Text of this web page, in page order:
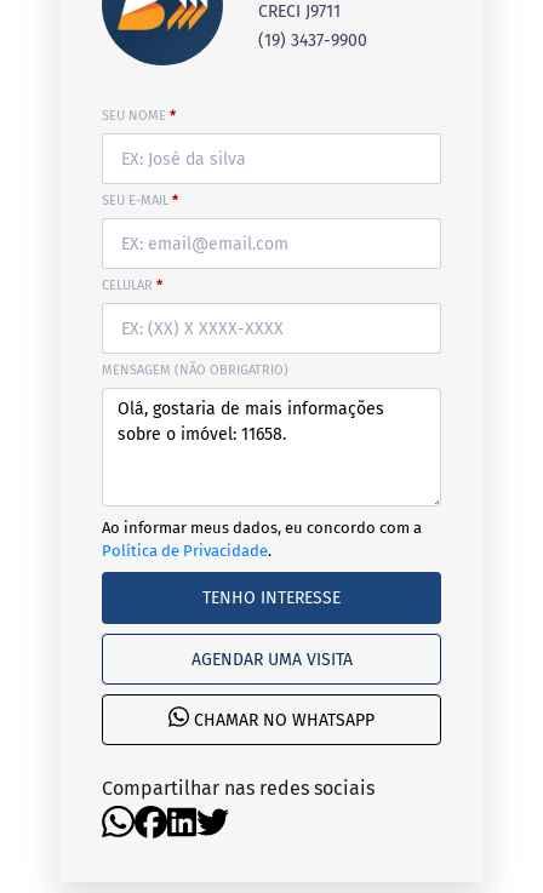
CRECI J9711
(19) 3437-9900
SEU NOME *
SEU E-MAIL *
CELULAR *
MENSAGEM (NÃO OBRIGATRIO)
Ao informar meus dados, eu concordo com a
Política de Privacidade.
TENHO INTERESSE
AGENDAR UMA VISITA
CHAMAR NO WHATSAPP
Compartilhar nas redes sociais